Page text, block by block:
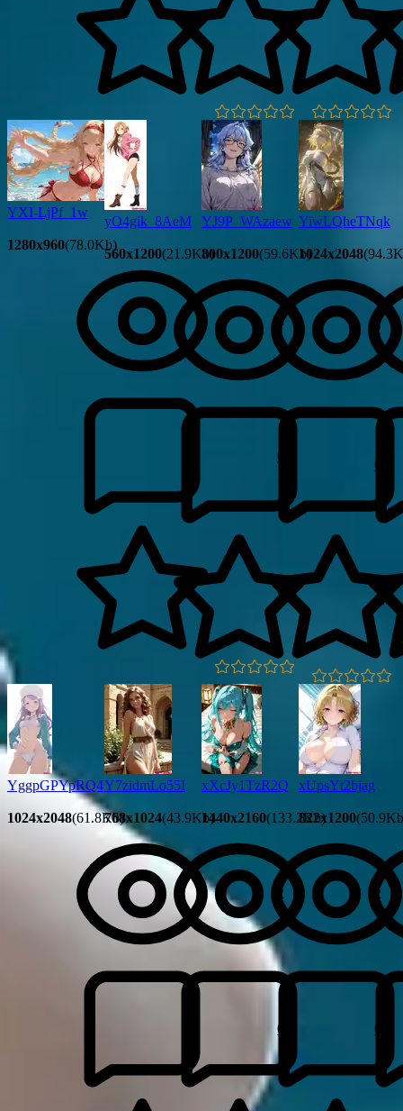
0.0 0.0
YXI-LjPf_1w
1280x960(78.0Kb)
2
0
0.0
yO4gik_8AeM
560x1200(21.9Kb)
2
0
0.0
YJ9P_WAzaew
800x1200(59.6Kb)
YiwLQheTNqk
1024x2048
YggpGPYpRQ4
1024x2048(61.8Kb)
2
0
Y7zidmLo55I
768x1024(43.9Kb)
2
0
xXcJy1TzR2Q
1440x2160(133.2Kb)
xUpsYt2bjag
822x1200